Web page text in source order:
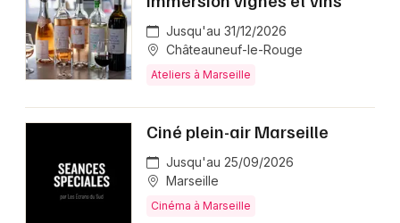
Jusqu'au 31/12/2026
Châteauneuf-le-Rouge
Ateliers à Marseille
Ciné plein-air Marseille
Jusqu'au 25/09/2026
Marseille
Cinéma à Marseille